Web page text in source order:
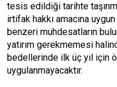
tesis edildiği tarihte
irtifak hakkı amacına
benzeri muhdesatların
yatırım gerekmemesi
bedellerinde ilk üç yıl için
uygulanmayacaktır.